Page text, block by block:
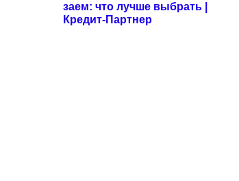
заем: что лучше выбрать |
Кредит-Партнер